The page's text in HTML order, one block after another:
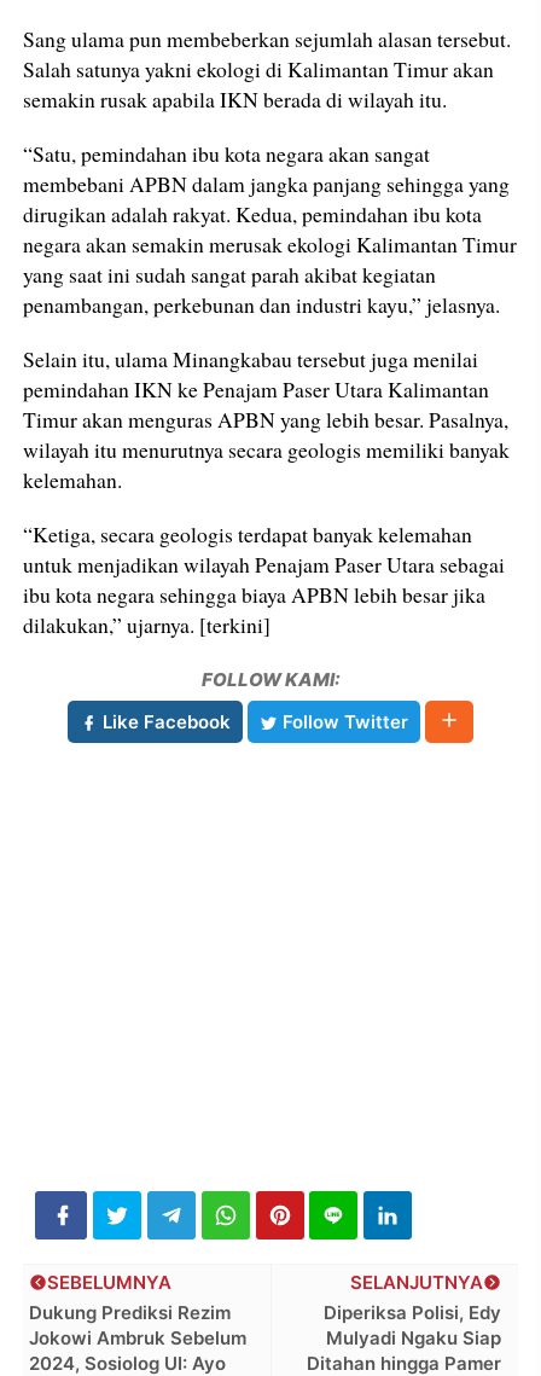
Sang ulama pun membeberkan sejumlah alasan tersebut.
Salah satunya yakni ekologi di Kalimantan Timur akan
semakin rusak apabila IKN berada di wilayah itu.
“Satu, pemindahan ibu kota negara akan sangat
membebani APBN dalam jangka panjang sehingga yang
dirugikan adalah rakyat. Kedua, pemindahan ibu kota
negara akan semakin merusak ekologi Kalimantan Timur
yang saat ini sudah sangat parah akibat kegiatan
penambangan, perkebunan dan industri kayu,” jelasnya.
Selain itu, ulama Minangkabau tersebut juga menilai
pemindahan IKN ke Penajam Paser Utara Kalimantan
Timur akan menguras APBN yang lebih besar. Pasalnya,
wilayah itu menurutnya secara geologis memiliki banyak
kelemahan.
“Ketiga, secara geologis terdapat banyak kelemahan
untuk menjadikan wilayah Penajam Paser Utara sebagai
ibu kota negara sehingga biaya APBN lebih besar jika
dilakukan,” ujarnya. [terkini]
FOLLOW KAMI:
Like Facebook
Follow Twitter
SELANJUTNYA
Diperiksa Polisi, Edy
Mulyadi Ngaku Siap
Ditahan hingga Pamer
SEBELUMNYA
Dukung Prediksi Rezim
Jokowi Ambruk Sebelum
2024, Sosiolog UI: Ayo